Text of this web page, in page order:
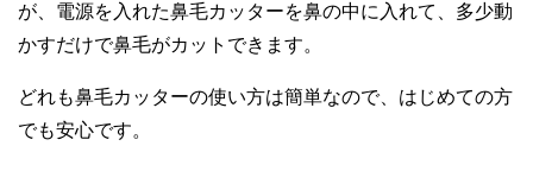
が、電源を入れた鼻毛カッターを鼻の中に入れて、多少動
かすだけで鼻毛がカットできます。
どれも鼻毛カッターの使い方は簡単なので、はじめての方
でも安心です。